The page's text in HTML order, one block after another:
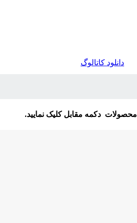
دانلود کاتالوگ
دکمه مقابل کلیک نمایید.